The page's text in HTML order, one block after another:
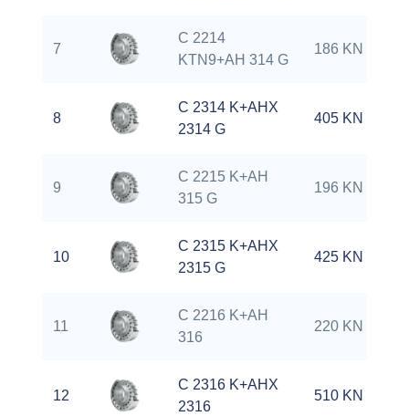
7
C 2214
KTN9+AH 314 G
186 KN
8
C 2314 K+AHX
2314 G
405 KN
9
C 2215 K+AH
315 G
196 KN
10
C 2315 K+AHX
2315 G
425 KN
11
C 2216 K+AH
316
220 KN
12
C 2316 K+AHX
2316
510 KN